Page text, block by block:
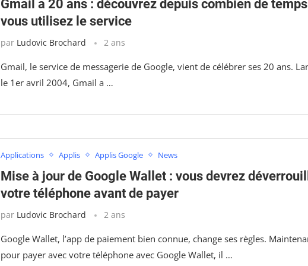
Gmail a 20 ans : découvrez depuis combien de temps
vous utilisez le service
par Ludovic Brochard 2 ans
Gmail, le service de messagerie de Google, vient de célébrer ses 20 ans.
le 1er avril 2004, Gmail a …
Applications Applis Applis Google News
Mise à jour de Google Wallet : vous devrez
votre téléphone avant de payer
par Ludovic Brochard 2 ans
Google Wallet, l’app de paiement bien connue, change ses règles.
pour payer avec votre téléphone avec Google Wallet, il …